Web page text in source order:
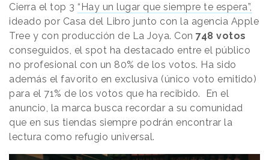
Cierra el top 3 “Hay un lugar que siempre te espera”,
ideado por Casa del Libro junto con la agencia Apple
Tree y con producción de La Joya. Con 748 votos
conseguidos, el spot ha destacado entre el público
no profesional con un 80% de los votos. Ha sido
además el favorito en exclusiva (único voto emitido)
para el 71% de los votos que ha recibido. En el
anuncio, la marca busca recordar a su comunidad
que en sus tiendas siempre podrán encontrar la
lectura como refugio universal.